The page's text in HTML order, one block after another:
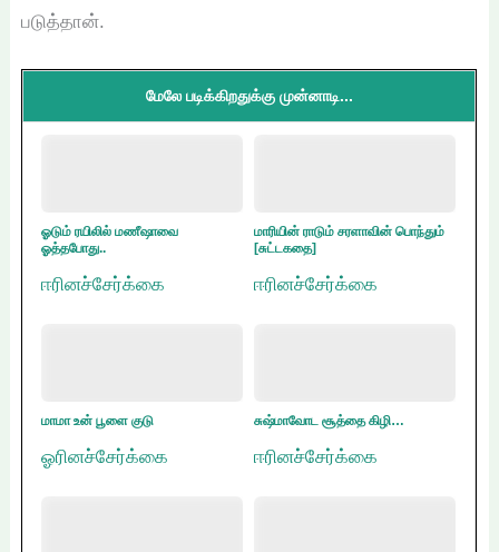
படுத்தான்.
மேலே படிக்கிறதுக்கு முன்னாடி...
ஓடும் ரயிலில் மணீஷாவை
ஓத்தபோது..
ஈரினச்சேர்க்கை
மாரியின் ராடும் சரளாவின் பொந்தும்
[சுட்டகதை]
ஈரினச்சேர்க்கை
மாமா உன் பூளை குடு
ஓரினச்சேர்க்கை
சுஷ்மாவோட சூத்தை கிழி…
ஈரினச்சேர்க்கை